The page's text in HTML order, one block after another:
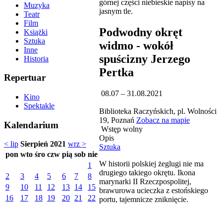
Muzyka
Teatr
Film
Książki
Sztuka
Inne
Historia
Repertuar
Kino
Spektakle
Kalendarium
< lip Sierpień 2021 wrz >
pon wto śro czw pią sob nie
1
2
3 4 5 6 7
8
9
10 11 12 13 14
15
16
17 18 19 20 21
22
Podwodny okręt
widmo - wokół
spuścizny Jerzego
Pertka
08.07 – 31.08.2021
Biblioteka Raczyńskich, pl. Wolności
19, Poznań Zobacz na mapie
Wstęp wolny
Opis
Sztuka
W historii polskiej żeglugi nie ma
drugiego takiego okrętu. Ikona
marynarki II Rzeczpospolitej,
brawurowa ucieczka z estońskiego
portu, tajemnicze zniknięcie.